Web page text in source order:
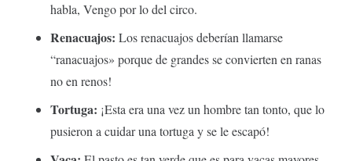
habla, Vengo por lo del circo.
Renacuajos: Los renacuajos deberían llamarse
“ranacuajos» porque de grandes se convierten en ranas
no en renos!
Tortuga: ¡Esta era una vez un hombre tan tonto, que lo
pusieron a cuidar una tortuga y se le escapó!